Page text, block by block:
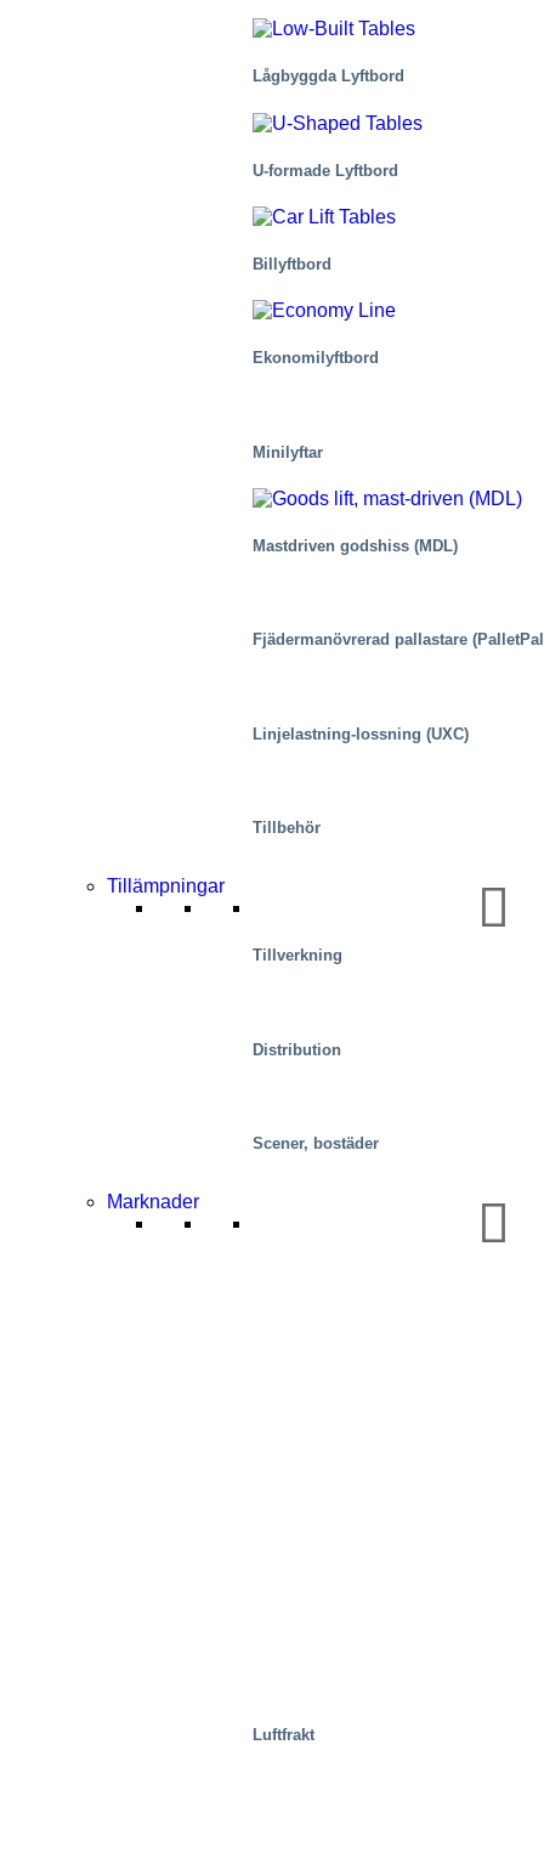
Kemi
Distributionscenter/varulager
Lågbyggda Lyftbord
U-formade Lyftbord
Billyftbord
Ekonomilyftbord
Minilyftar
Mastdriven godshiss (MDL)
Fjädermanövrerad pallastare
Linjelastning-lossning (UXC)
Tillbehör
Tillämpningar
Tillverkning
Distribution
Scener, bostäder
Marknader
Luftfrakt